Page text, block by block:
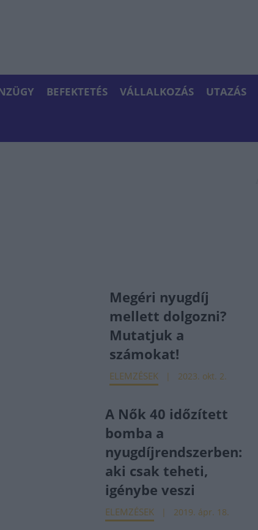
BEFEKTETÉS VÁLLALKOZÁS UTAZÁS
Megéri nyugdíj
mellett dolgozni?
Mutatjuk a
számokat!
ELEMZÉSEK 2023. okt. 2.
A Nők 40 időzített
bomba a
nyugdíjrendszerben:
aki csak teheti,
igénybe veszi
ELEMZÉSEK 2019. ápr. 18.